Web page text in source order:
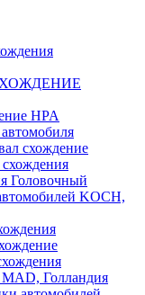
HPA
схождение
схождения
Головочный
KOCH,
MAD, Голландия